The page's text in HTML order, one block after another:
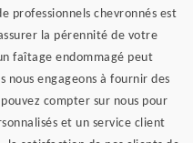
professionnels chevronnés est
la pérennité de votre
faîtage endommagé peut
engageons à fournir des
compter sur nous pour
et un service client